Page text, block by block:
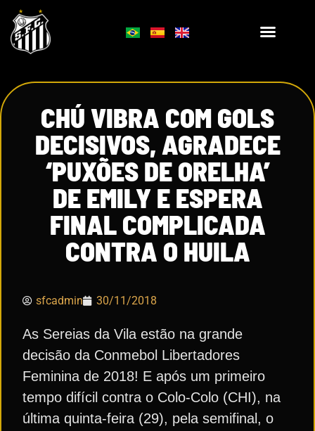
CHÚ VIBRA COM GOLS
DECISIVOS, AGRADECE
‘PUXÕES DE ORELHA’
DE EMILY E ESPERA
FINAL COMPLICADA
CONTRA O HUILA
sfcadmin 30/11/2018
As Sereias da Vila estão na grande
decisão da Conmebol Libertadores
Feminina de 2018! E após um primeiro
tempo difícil contra o Colo-Colo (CHI), na
última quinta-feira (29), pela semifinal, o